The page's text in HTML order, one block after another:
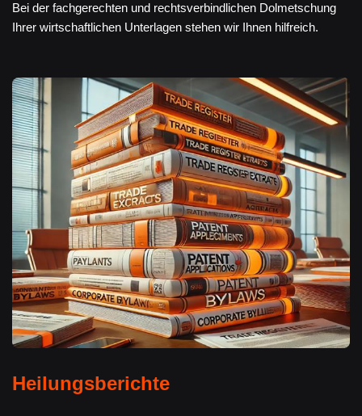
Bei der fachgerechten und rechtsverbindlichen Dolmetschung
Ihrer wirtschaftlichen Unterlagen stehen wir Ihnen hilfreich.
Heilungsberichte